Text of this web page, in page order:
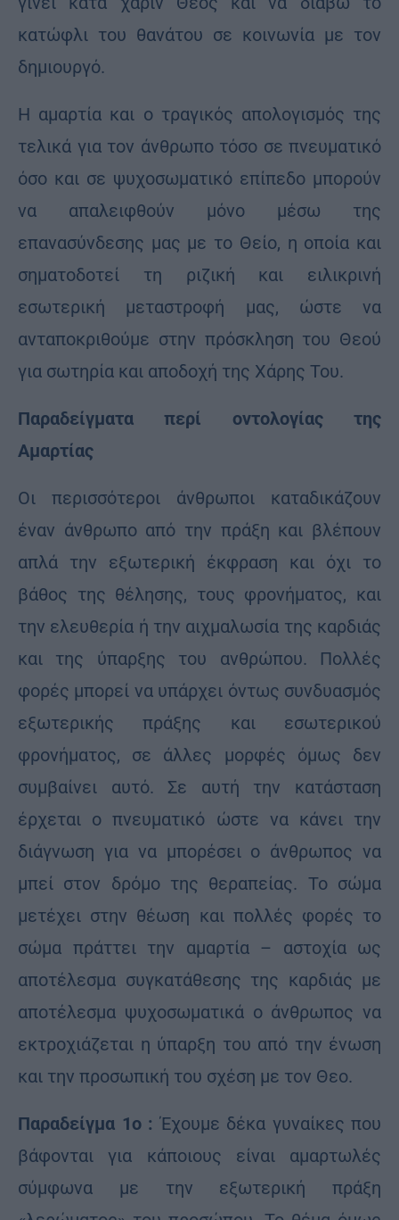
κατώφλι του θανάτου σε κοινωνία με τον
δημιουργό.
Η αμαρτία και ο τραγικός απολογισμός της
τελικά για τον άνθρωπο τόσο σε πνευματικό
όσο και σε ψυχοσωματικό επίπεδο μπορούν
να απαλειφθούν μόνο μέσω της
επανασύνδεσης μας με το Θείο, η οποία και
σηματοδοτεί τη ριζική και ειλικρινή
εσωτερική μεταστροφή μας, ώστε να
ανταποκριθούμε στην πρόσκληση του Θεού
για σωτηρία και αποδοχή της Χάρης Του.
Παραδείγματα περί οντολογίας της
Αμαρτίας
Οι περισσότεροι άνθρωποι καταδικάζουν
έναν άνθρωπο από την πράξη και βλέπουν
απλά την εξωτερική έκφραση και όχι το
βάθος της θέλησης, τους φρονήματος, και
την ελευθερία ή την αιχμαλωσία της καρδιάς
και της ύπαρξης του ανθρώπου. Πολλές
φορές μπορεί να υπάρχει όντως συνδυασμός
εξωτερικής πράξης και εσωτερικού
φρονήματος, σε άλλες μορφές όμως δεν
συμβαίνει αυτό. Σε αυτή την κατάσταση
έρχεται ο πνευματικό ώστε να κάνει την
διάγνωση για να μπορέσει ο άνθρωπος να
μπεί στον δρόμο της θεραπείας. Το σώμα
μετέχει στην θέωση και πολλές φορές το
σώμα πράττει την αμαρτία – αστοχία ως
αποτέλεσμα συγκατάθεσης της καρδιάς με
αποτέλεσμα ψυχοσωματικά ο άνθρωπος να
εκτροχιάζεται η ύπαρξη του από την ένωση
και την προσωπική του σχέση με τον Θεο.
Παραδείγμα 1o : Έχουμε δέκα γυναίκες που
βάφονται για κάποιους είναι αμαρτωλές
σύμφωνα με την εξωτερική πράξη